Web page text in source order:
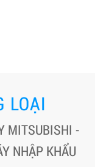
LOẠI
MITSUBISHI -
NHẬP KHẨU